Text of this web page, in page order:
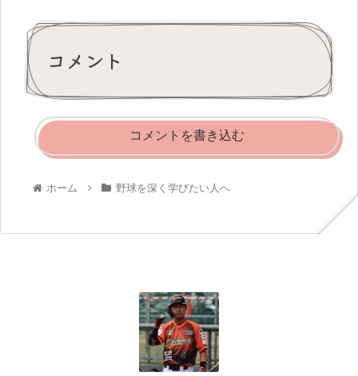
コメント
コメントを書き込む
ホーム 野球を深く学びたい人へ